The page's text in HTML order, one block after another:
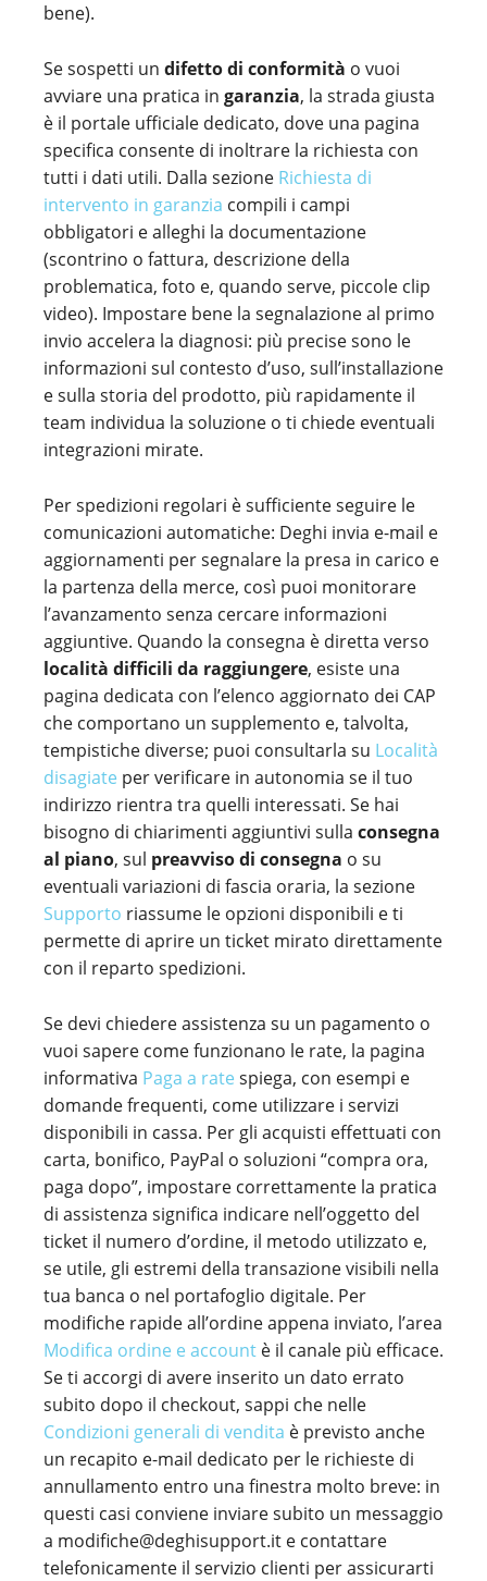
bene).
Se sospetti un difetto di conformità o vuoi
avviare una pratica in garanzia, la strada giusta
è il portale ufficiale dedicato, dove una pagina
specifica consente di inoltrare la richiesta con
tutti i dati utili. Dalla sezione Richiesta di
intervento in garanzia compili i campi
obbligatori e alleghi la documentazione
(scontrino o fattura, descrizione della
problematica, foto e, quando serve, piccole clip
video). Impostare bene la segnalazione al primo
invio accelera la diagnosi: più precise sono le
informazioni sul contesto d’uso, sull’installazione
e sulla storia del prodotto, più rapidamente il
team individua la soluzione o ti chiede eventuali
integrazioni mirate.
Per spedizioni regolari è sufficiente seguire le
comunicazioni automatiche: Deghi invia e-mail e
aggiornamenti per segnalare la presa in carico e
la partenza della merce, così puoi monitorare
l’avanzamento senza cercare informazioni
aggiuntive. Quando la consegna è diretta verso
località difficili da raggiungere, esiste una
pagina dedicata con l’elenco aggiornato dei CAP
che comportano un supplemento e, talvolta,
tempistiche diverse; puoi consultarla su Località
disagiate per verificare in autonomia se il tuo
indirizzo rientra tra quelli interessati. Se hai
bisogno di chiarimenti aggiuntivi sulla consegna
al piano, sul preavviso di consegna o su
eventuali variazioni di fascia oraria, la sezione
Supporto riassume le opzioni disponibili e ti
permette di aprire un ticket mirato direttamente
con il reparto spedizioni.
Se devi chiedere assistenza su un pagamento o
vuoi sapere come funzionano le rate, la pagina
informativa Paga a rate spiega, con esempi e
domande frequenti, come utilizzare i servizi
disponibili in cassa. Per gli acquisti effettuati con
carta, bonifico, PayPal o soluzioni “compra ora,
paga dopo”, impostare correttamente la pratica
di assistenza significa indicare nell’oggetto del
ticket il numero d’ordine, il metodo utilizzato e,
se utile, gli estremi della transazione visibili nella
tua banca o nel portafoglio digitale. Per
modifiche rapide all’ordine appena inviato, l’area
Modifica ordine e account è il canale più efficace.
Se ti accorgi di avere inserito un dato errato
subito dopo il checkout, sappi che nelle
Condizioni generali di vendita è previsto anche
un recapito e-mail dedicato per le richieste di
annullamento entro una finestra molto breve: in
questi casi conviene inviare subito un messaggio
a modifiche@deghisupport.it e contattare
telefonicamente il servizio clienti per assicurarti